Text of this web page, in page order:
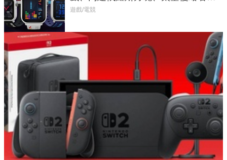
不過竟然不能連手機？
遊戲/電競